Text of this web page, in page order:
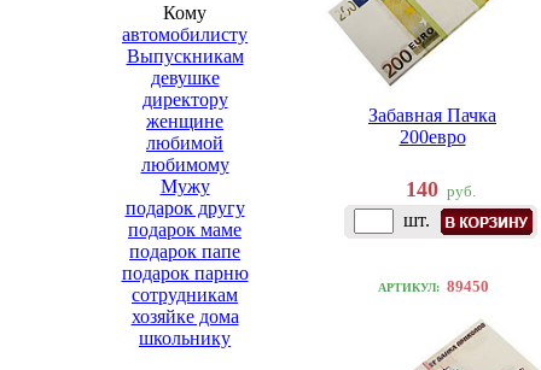
Кому
автомобилисту
Выпускникам
девушке
директору
женщине
любимой
любимому
Мужу
подарок другу
подарок маме
подарок папе
подарок парню
сотрудникам
хозяйке дома
школьнику
Забавная Пачка
200евро
140 руб.
шт.
АРТИКУЛ: 89450